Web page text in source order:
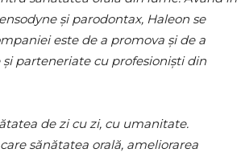
și parodontax, Haleon se
este de a promova și de a
parteneriate cu profesioniști din
de zi cu zi, cu umanitate.
sănătatea orală, ameliorarea